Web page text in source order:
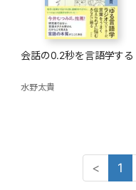
会話の0.2秒を言語学する
水野太貴
< 1